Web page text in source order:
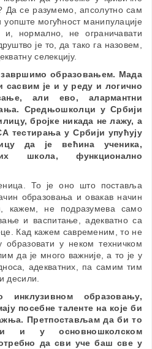
Да се разумемо, апсолутно сам
уопште могућност манипулације
нормално, не ограничавати
је то, да тако га назовем,
селекцију.
завршимо образовањем. Мада
сасвим је и у реду и логично
али ево, алармантни
Средњошколци у Србији
бројке никада не лажу, а
тестирања у Србији упућују
да је већина ученика,
школа, функционално
То је оно што поставља
образовања и овакав начин
кажем, не подразумева само
и васпитање, адекватно са
Кад кажем савременим, то не
у неком техничком
да је много важније, а то је у
адекватних, па самим тим
десили.
образовању,
посебне таленте на које би
Претпостављам да би то
и у основношколском
да сви уче баш све у